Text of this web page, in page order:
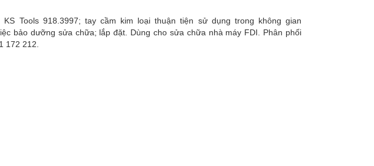
Tools 918.3997; tay cầm kim loại thuận tiện sử dụng trong không gian
bảo dưỡng sửa chữa; lắp đặt. Dùng cho sửa chữa nhà máy FDI. Phân phối
172 212.